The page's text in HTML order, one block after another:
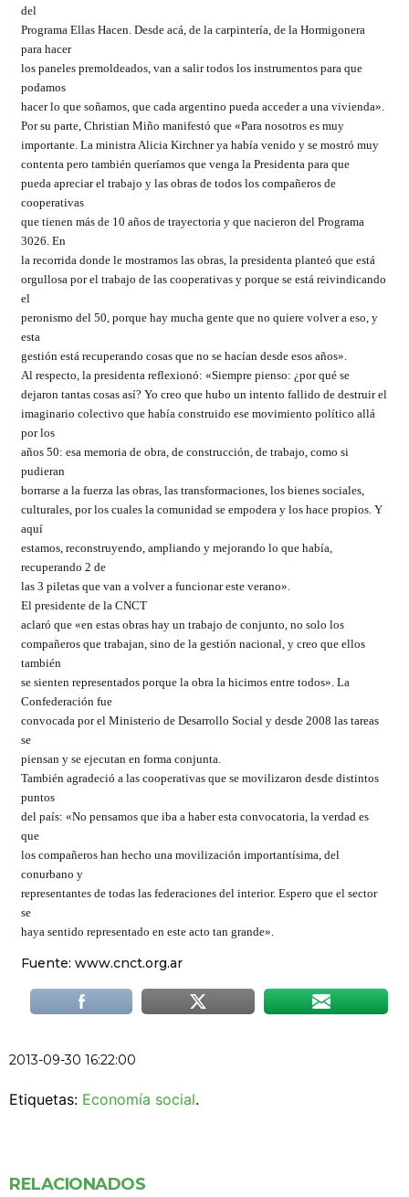
del
Programa Ellas Hacen. Desde acá, de la carpintería, de la Hormigonera
para hacer
los paneles premoldeados, van a salir todos los instrumentos para que
podamos
hacer lo que soñamos, que cada argentino pueda acceder a una vivienda».
Por su parte, Christian Miño manifestó que «Para nosotros es muy
importante. La ministra Alicia Kirchner ya había venido y se mostró muy
contenta pero también queríamos que venga la Presidenta para que
pueda apreciar el trabajo y las obras de todos los compañeros de
cooperativas
que tienen más de 10 años de trayectoria y que nacieron del Programa
3026. En
la recorrida donde le mostramos las obras, la presidenta planteó que está
orgullosa por el trabajo de las cooperativas y porque se está reivindicando
el
peronismo del 50, porque hay mucha gente que no quiere volver a eso, y
esta
gestión está recuperando cosas que no se hacían desde esos años».
Al respecto, la presidenta reflexionó: «Siempre pienso: ¿por qué se
dejaron tantas cosas así? Yo creo que hubo un intento fallido de destruir el
imaginario colectivo que había construido ese movimiento político allá
por los
años 50: esa memoria de obra, de construcción, de trabajo, como si
pudieran
borrarse a la fuerza las obras, las transformaciones, los bienes sociales,
culturales, por los cuales la comunidad se empodera y los hace propios. Y
aquí
estamos, reconstruyendo, ampliando y mejorando lo que había,
recuperando 2 de
las 3 piletas que van a volver a funcionar este verano».
El presidente de la CNCT
aclaró que «en estas obras hay un trabajo de conjunto, no solo los
compañeros que trabajan, sino de la gestión nacional, y creo que ellos
también
se sienten representados porque la obra la hicimos entre todos». La
Confederación fue
convocada por el Ministerio de Desarrollo Social y desde 2008 las tareas
se
piensan y se ejecutan en forma conjunta.
También agradeció a las cooperativas que se movilizaron desde distintos
puntos
del país: «No pensamos que iba a haber esta convocatoria, la verdad es
que
los compañeros han hecho una movilización importantísima, del
conurbano y
representantes de todas las federaciones del interior. Espero que el sector
se
haya sentido representado en este acto tan grande».
Fuente: www.cnct.org.ar
2013-09-30 16:22:00
Etiquetas: Economía social.
RELACIONADOS